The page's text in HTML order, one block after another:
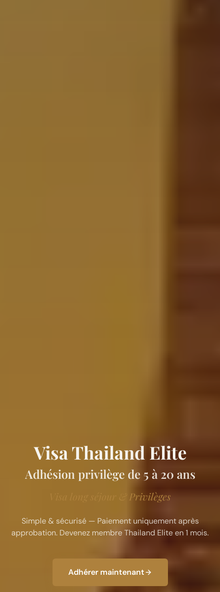
Visa Thailand Elite
Adhésion privilège de 5 à 20 ans
Visa long séjour & Privilèges
Simple & sécurisé — Paiement uniquement après
approbation. Devenez membre Thailand Elite en 1 mois.
Adhérer maintenant